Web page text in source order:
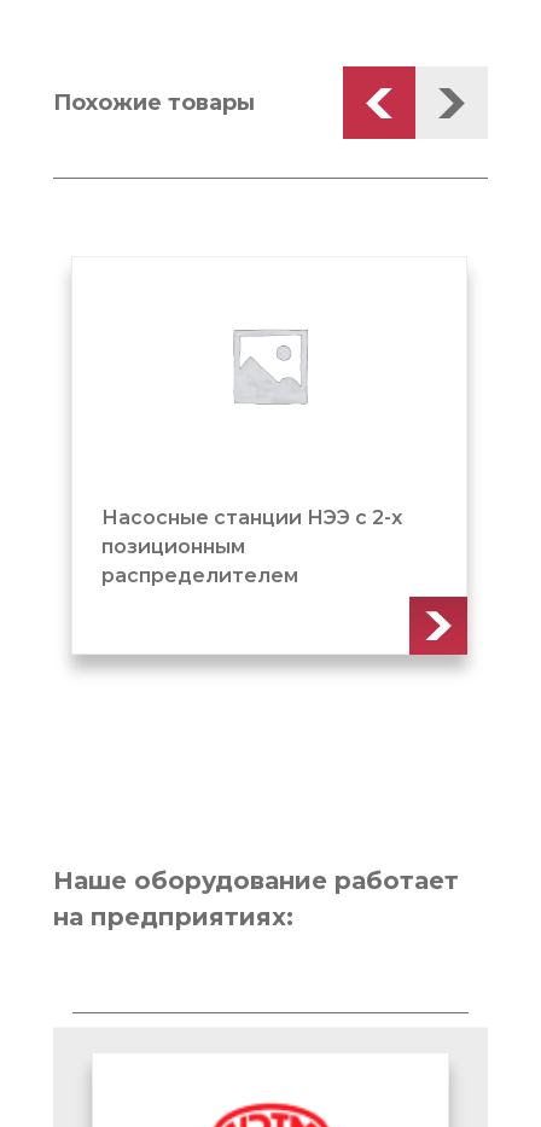
Похожие товары
Насосные станции НЭЭ с 2-х
позиционным
распределителем
Наше оборудование работает
на предприятиях: